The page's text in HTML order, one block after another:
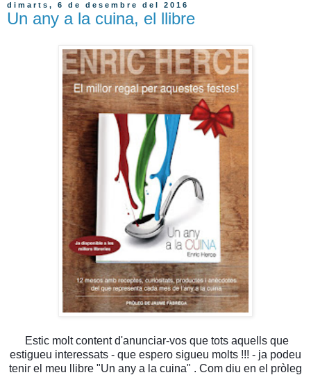
dimarts, 6 de desembre del 2016
Un any a la cuina, el llibre
Estic molt content d'anunciar-vos que tots aquells que
estigueu interessats - que espero sigueu molts !!! - ja podeu
tenir el meu llibre "Un any a la cuina" . Com diu en el pròleg